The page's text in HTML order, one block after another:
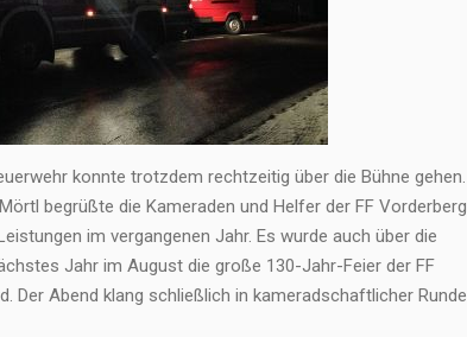
konnte trotzdem rechtzeitig über die Bühne gehen.
begrüßte die Kameraden und Helfer der FF Vorderberg
im vergangenen Jahr. Es wurde auch über die
Jahr im August die große 130-Jahr-Feier der FF
Der Abend klang schließlich in kameradschaftlicher Runde